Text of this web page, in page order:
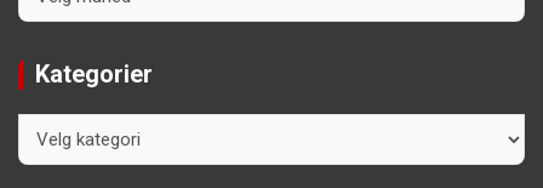
Kategorier